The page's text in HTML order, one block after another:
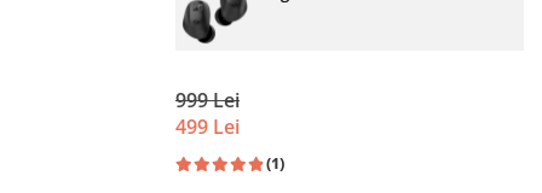
999 Lei
499 Lei
(1)